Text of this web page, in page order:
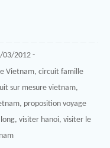
03/2012 -
Vietnam, circuit famille
sur mesure vietnam,
, proposition voyage
, visiter hanoi, visiter le